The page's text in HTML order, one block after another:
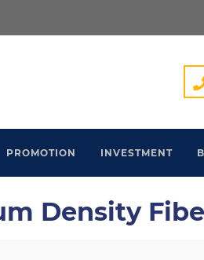
PROMOTION INVESTMENT
DENSITY FIBERBOARD)
Density